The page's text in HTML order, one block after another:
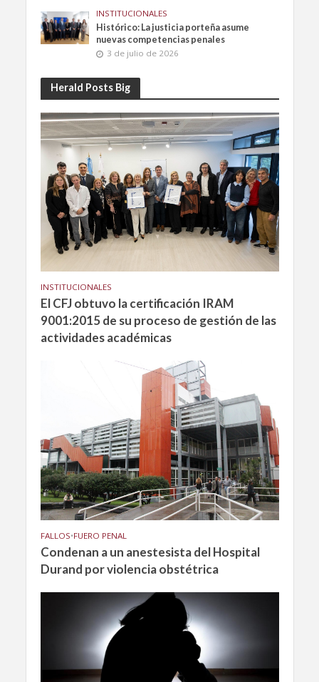
INSTITUCIONALES
Histórico: La justicia porteña asume
nuevas competencias penales
3 de julio de 2026
Herald Posts Big
INSTITUCIONALES
El CFJ obtuvo la certificación IRAM
9001:2015 de su proceso de gestión de las
actividades académicas
FALLOS•FUERO PENAL
Condenan a un anestesista del Hospital
Durand por violencia obstétrica